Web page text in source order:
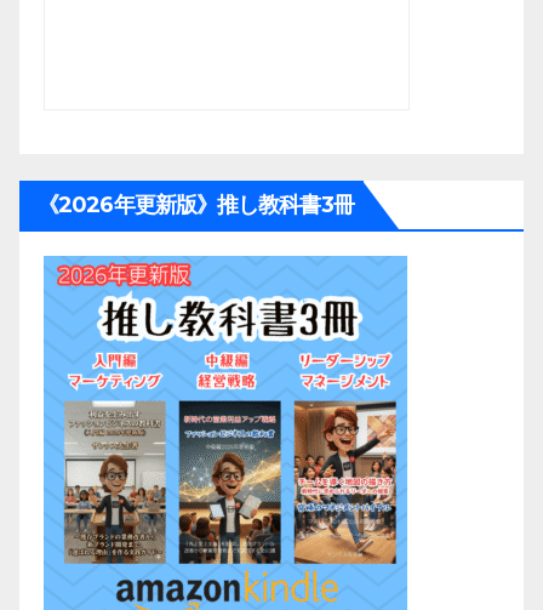
《2026年更新版》推し教科書3冊